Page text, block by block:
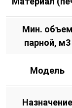
Мин. объем
парной, м3
Модель
Назначение